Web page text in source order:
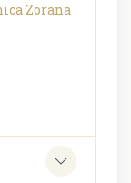
Zorana